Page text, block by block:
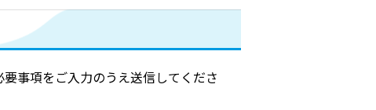
事項をご入力のうえ送信してくださ